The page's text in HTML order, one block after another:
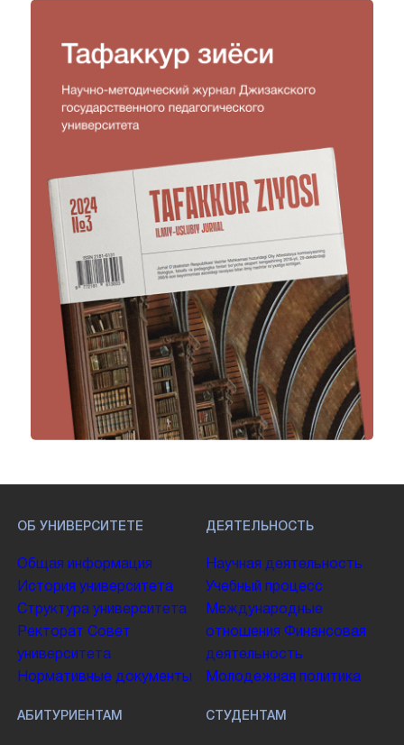
ОБ УНИВЕРСИТЕТЕ
Общая информация
История университета
Структура университета
Ректорат Совет
университета
Нормативные документы
ДЕЯТЕЛЬНОСТЬ
Научная деятельность
Учебный процесс
Международные
отношения Финансовая
деятельность
Молодежная политика
АБИТУРИЕНТАМ СТУДЕНТАМ